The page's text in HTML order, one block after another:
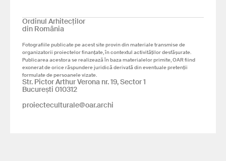
Ordinul Arhitecților
din România
Fotografiile publicate pe acest site provin din materiale transmise de
organizatorii proiectelor finanțate, în contextul activităților desfășurate.
Publicarea acestora se realizează în baza materialelor primite, OAR fiind
exonerat de orice răspundere juridică derivată din eventuale pretenții
formulate de persoanele vizate.
Str. Pictor Arthur Verona nr. 19, Sector 1
București 010312
proiecteculturale@oar.archi